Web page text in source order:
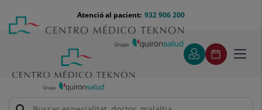
contingut
Menú
teléfono
cabecera
932 906 200
Atenció al pacient: